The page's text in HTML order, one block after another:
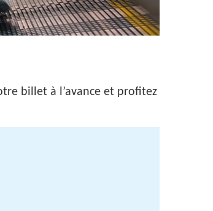
billet à l’avance et profitez